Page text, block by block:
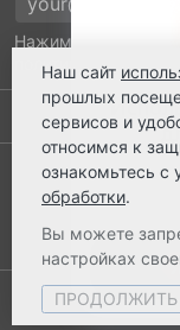
Нажимая на
политики
© 2003-
Наш сайт
прошлых
сервисов и
относимся к
ознакомьтесь с
обработки.
Вы можете
настройках
ПРОДОЛЖИТЬ